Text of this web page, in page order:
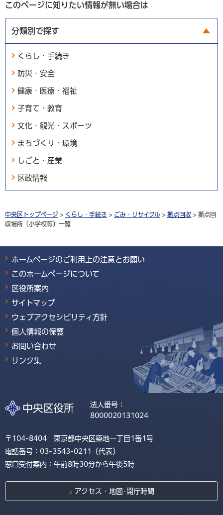
このページに知りたい情報が無い場合は
分類別で探す
くらし・手続き
防災・安全
健康・医療・福祉
子育て・教育
文化・観光・スポーツ
まちづくり・環境
しごと・産業
区政情報
中央区トップページ > くらし・手続き > ごみ・リサイクル > 拠点回収 > 拠点回
収場所（小学校等）一覧
ホームページのご利用上の注意とお願い
このホームページについて
区役所案内
サイトマップ
ウェブアクセシビリティ方針
個人情報の保護
お問い合わせ
リンク集
法人番号：
8000020131024
〒104-8404 東京都中央区築地一丁目1番1号
電話番号：03-3543-0211（代表）
窓口受付案内：午前8時30分から午後5時
アクセス・地図･開庁時間